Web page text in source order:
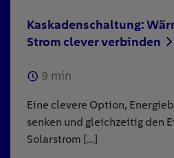
Kaskadenschaltung:
Strom clever verbinden
9 min
Eine clevere Option,
senken und gleichzeitig den
Solarstrom […]